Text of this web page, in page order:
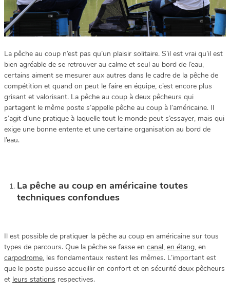
La pêche au coup n’est pas qu’un plaisir solitaire. S’il est vrai qu’il est
bien agréable de se retrouver au calme et seul au bord de l’eau,
certains aiment se mesurer aux autres dans le cadre de la pêche de
compétition et quand on peut le faire en équipe, c’est encore plus
grisant et valorisant. La pêche au coup à deux pêcheurs qui
partagent le même poste s’appelle pêche au coup à l’américaine. Il
s’agit d’une pratique à laquelle tout le monde peut s’essayer, mais qui
exige une bonne entente et une certaine organisation au bord de
l’eau.
La pêche au coup en américaine toutes
techniques confondues
Il est possible de pratiquer la pêche au coup en américaine sur tous
types de parcours. Que la pêche se fasse en canal, en étang, en
carpodrome, les fondamentaux restent les mêmes. L’important est
que le poste puisse accueillir en confort et en sécurité deux pêcheurs
et leurs stations respectives.